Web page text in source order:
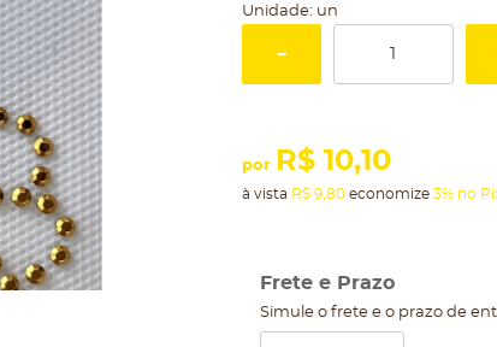
Unidade: un
por R$ 10,10
à vista R$ 9,80economize 3% no
Frete e Prazo
Simule o frete e o prazo de